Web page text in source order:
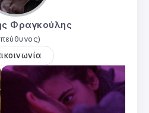
Φραγκούλης